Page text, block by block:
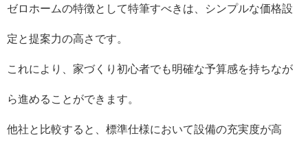
ゼロホームの特徴として特筆すべきは、シンプルな価格設
定と提案力の高さです。
これにより、家づくり初心者でも明確な予算感を持ちなが
ら進めることができます。
他社と比較すると、標準仕様において設備の充実度が高